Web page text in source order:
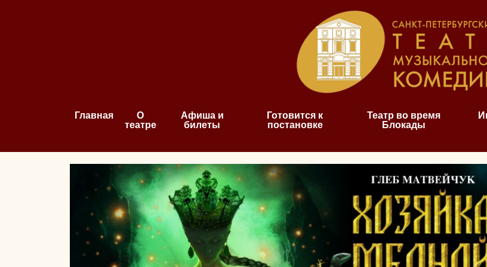
Главная
О
театре
Афиша и
билеты
Готовится к
постановке
Театр во время
Блокады